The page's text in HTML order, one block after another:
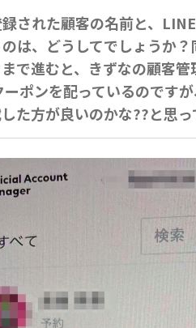
された顧客の名前と、
は、どうしてでしょうか
で進むと、きずなの顧客
ポンを配っているのです
た方が良いのかな??と思